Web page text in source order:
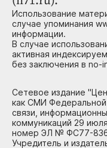
Использование
случае упоминания
информации.
В случае
активная
без заключения в no-
Сетевое издание
как СМИ
связи,
коммуникаций 29
номер ЭЛ № ФС77-
Учредитель и